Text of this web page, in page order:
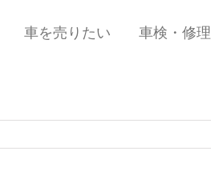
車を売りたい 車検・修理